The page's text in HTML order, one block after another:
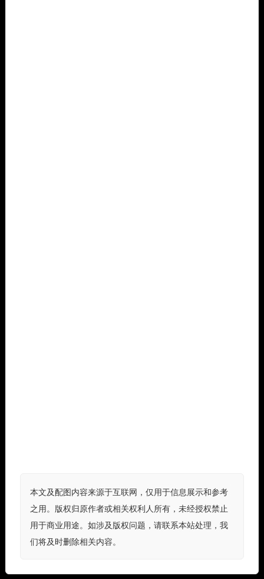
本文及配图内容来源于互联网，仅用于信息展示和参考
之用。版权归原作者或相关权利人所有，未经授权禁止
用于商业用途。如涉及版权问题，请联系本站处理，我
们将及时删除相关内容。